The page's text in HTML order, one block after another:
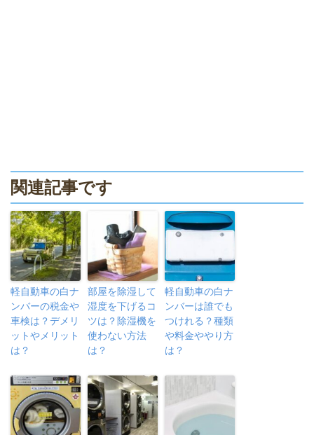
関連記事です
軽自動車の白ナ
ンバーの税金や
車検は？デメリ
ットやメリット
は？
部屋を除湿して
湿度を下げるコ
ツは？除湿機を
使わない方法
は？
軽自動車の白ナ
ンバーは誰でも
つけれる？種類
や料金ややり方
は？